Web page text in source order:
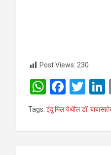
Post Views: 230
W
h
at
s
F
a
ce
b
T
wi
tt
er
Tags: इंदू मिल येथील डॉ.